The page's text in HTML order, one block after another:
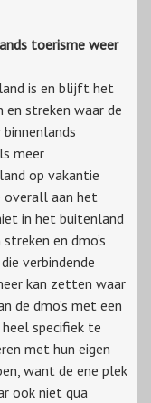
toerisme weer
is en blijft het
en streken waar de
meer
op vakantie
overall aan het
in het buitenland
en dmo’s
verbindende
kan zetten waar
de dmo’s met een
specifiek te
met hun eigen
want de ene plek
ook niet qua